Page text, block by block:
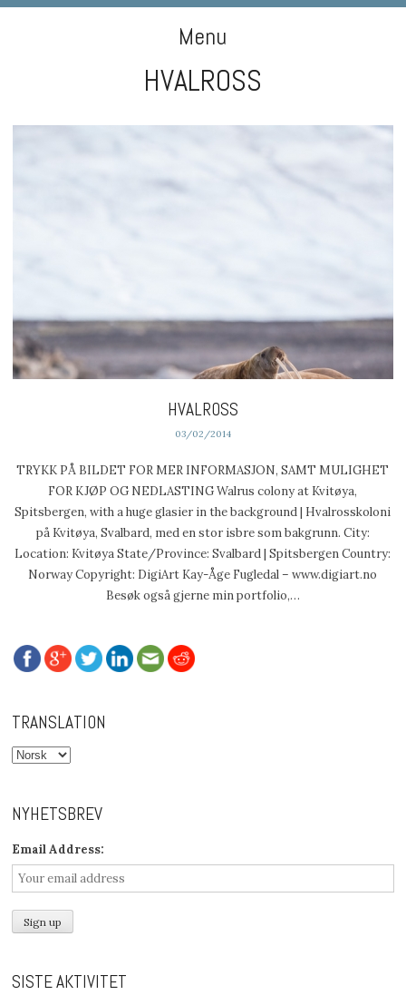
DIGIART PHOTOGRAPHY
Menu
HVALROSS
HVALROSS
03/02/2014
TRYKK PÅ BILDET FOR MER INFORMASJON, SAMT MULIGHET
FOR KJØP OG NEDLASTING Walrus colony at Kvitøya,
Spitsbergen, with a huge glasier in the background | Hvalrosskoloni
på Kvitøya, Svalbard, med en stor isbre som bakgrunn. City:
Location: Kvitøya State/Province: Svalbard | Spitsbergen Country:
Norway Copyright: DigiArt Kay-Åge Fugledal – www.digiart.no
Besøk også gjerne min portfolio,…
TRANSLATION
NYHETSBREV
Email Address:
SISTE AKTIVITET